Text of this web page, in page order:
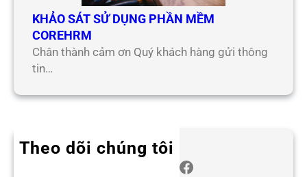
KHẢO SÁT SỬ DỤNG PHẦN MỀM
COREHRM
Chân thành cảm ơn Quý khách hàng gửi thông
tin…
Theo dõi chúng tôi
Facebook